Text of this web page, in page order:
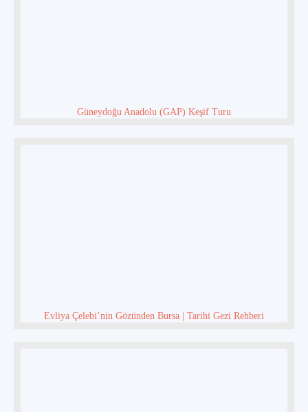
Güneydoğu Anadolu (GAP) Keşif Turu
Evliya Çelebi’nin Gözünden Bursa | Tarihi Gezi Rehberi